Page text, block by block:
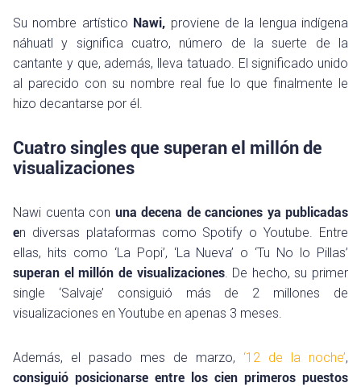
Su nombre artístico Nawi, proviene de la lengua indígena
náhuatl y significa cuatro, número de la suerte de la
cantante y que, además, lleva tatuado. El significado unido
al parecido con su nombre real fue lo que finalmente le
hizo decantarse por él.
Cuatro singles que superan el millón de
visualizaciones
Nawi cuenta con una decena de canciones ya publicadas
en diversas plataformas como Spotify o Youtube. Entre
ellas, hits como ‘La Popi’, ‘La Nueva’ o ‘Tu No lo Pillas’
superan el millón de visualizaciones. De hecho, su primer
single ‘Salvaje’ consiguió más de 2 millones de
visualizaciones en Youtube en apenas 3 meses.
Además, el pasado mes de marzo, ‘12 de la noche’,
consiguió posicionarse entre los cien primeros puestos